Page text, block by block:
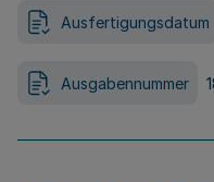
Ausfertigungsdatum
Ausgabennummer